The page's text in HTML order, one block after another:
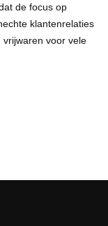
de focus op
klantenrelaties
voor vele